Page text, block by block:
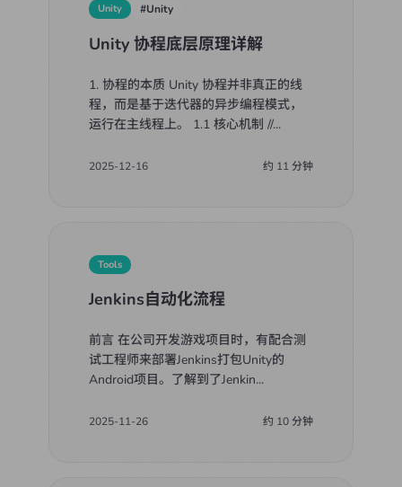
Unity #Unity
Unity 协程底层原理详解
1. 协程的本质 Unity 协程并非真正的线
程，而是基于迭代器的异步编程模式，
运行在主线程上。 1.1 核心机制 //...
2025-12-16 约 11分钟
Tools
Jenkins自动化流程
前言 在公司开发游戏项目时，有配合测
试工程师来部署Jenkins打包Unity的
Android项目。了解到了Jenkin...
2025-11-26 约 10分钟